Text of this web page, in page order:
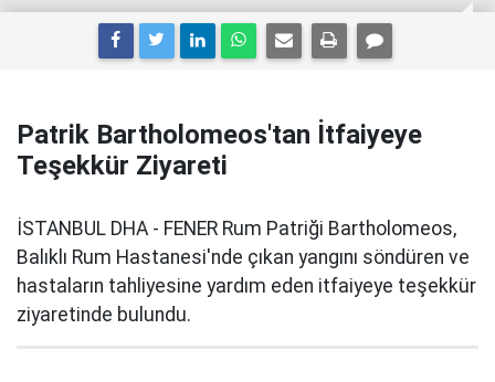
Patrik Bartholomeos'tan İtfaiyeye
Teşekkür Ziyareti
İSTANBUL DHA - FENER Rum Patriği Bartholomeos,
Balıklı Rum Hastanesi'nde çıkan yangını söndüren ve
hastaların tahliyesine yardım eden itfaiyeye teşekkür
ziyaretinde bulundu.